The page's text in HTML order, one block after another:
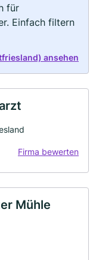
für
Einfach filtern
ansehen
Firma bewerten
Mühle